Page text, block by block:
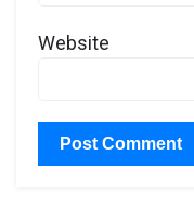
Website